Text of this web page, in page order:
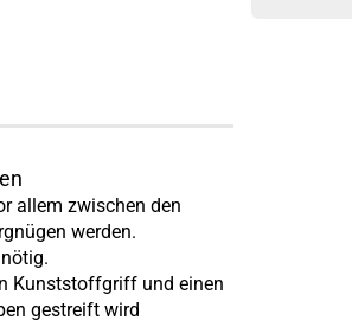
allem zwischen den
werden.
Kunststoffgriff und einen
gestreift wird